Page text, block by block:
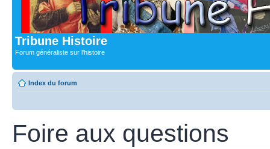
Tribune Histoire
Forum généraliste sur l'histoire
Index du forum
Foire aux questions